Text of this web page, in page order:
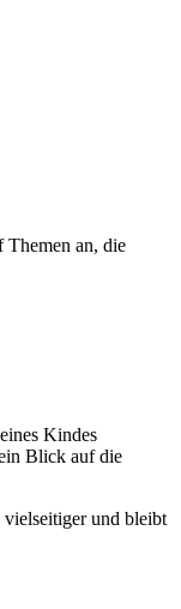
Themen an, die
Kindes
Blick auf die
vielseitiger und bleibt